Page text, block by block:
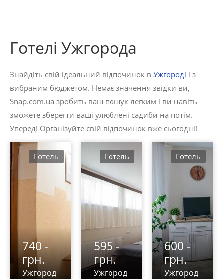
Готелі Ужгорода
Знайдіть свій ідеальний відпочинок в Ужгороді і з
вибраним бюджетом. Немає значення звідки ви,
Snap.com.ua зробить ваш пошук легким і ви навіть
зможете зберегти ваші улюблені садиби на потім.
Уперед! Організуйте свій відпочинок вже сьогодні!
740 -
грн.
Ужгород
Готель
595 -
грн.
Ужгород
Готель
600 -
грн.
Ужгород
Готель